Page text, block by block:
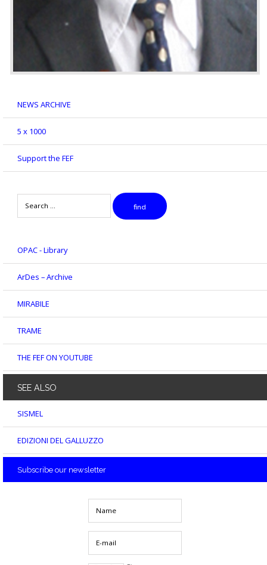
NEWS ARCHIVE
5 x 1000
Support the FEF
find
OPAC - Library
ArDes – Archive
MIRABILE
TRAME
THE FEF ON YOUTUBE
SEE ALSO
SISMEL
EDIZIONI DEL GALLUZZO
Subscribe our newsletter